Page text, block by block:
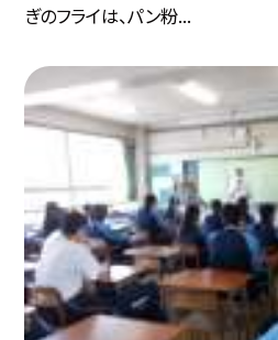
ぎのフライは、パン粉...